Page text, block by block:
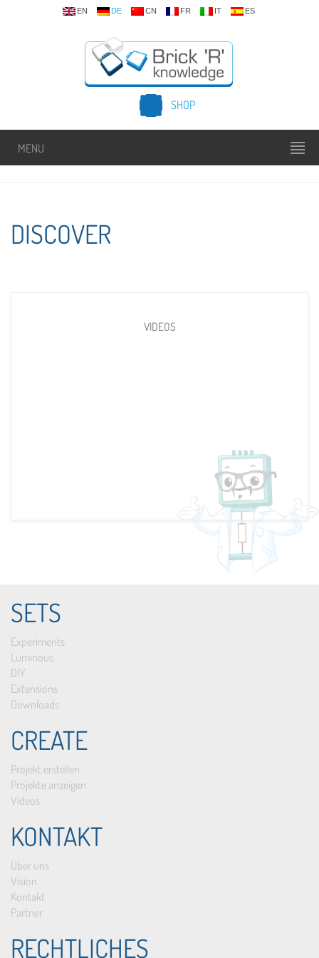
EN DE CN FR IT ES
SHOP
MENU
DISCOVER
VIDEOS
SETS
Experiments
Luminous
DIY
Extensions
Downloads
CREATE
Projekt erstellen
Projekte anzeigen
Videos
KONTAKT
Über uns
Vision
Kontakt
Partner
RECHTLICHES